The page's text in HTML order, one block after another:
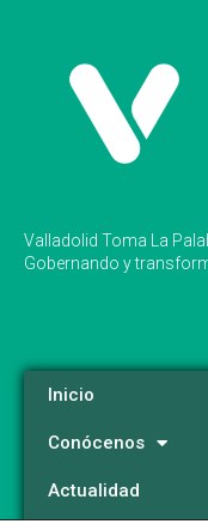
Valladolid Toma La
Gobernando y
Inicio
Conócenos
Actualidad